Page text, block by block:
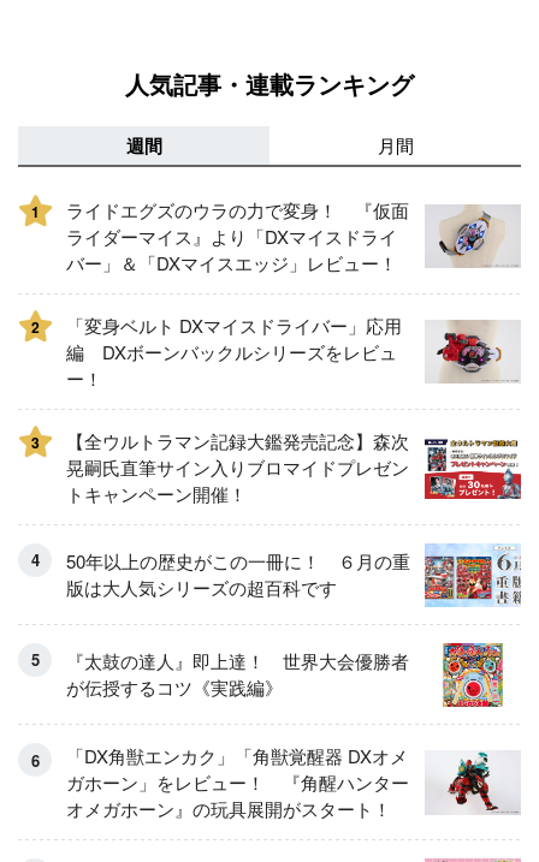
人気記事・連載ランキング
週間 月間
1
ライドエグズのウラの力で変身！ 『仮面
ライダーマイス』より「DXマイスドライ
バー」＆「DXマイスエッジ」レビュー！
2
「変身ベルト DXマイスドライバー」応用
編 DXボーンバックルシリーズをレビュ
ー！
3
【全ウルトラマン記録大鑑発売記念】森次
晃嗣氏直筆サイン入りブロマイドプレゼン
トキャンペーン開催！
50年以上の歴史がこの一冊に！ ６月の重
版は大人気シリーズの超百科です
『太鼓の達人』即上達！ 世界大会優勝者
が伝授するコツ《実践編》
「DX角獣エンカク」「角獣覚醒器 DXオメ
ガホーン」をレビュー！ 『角醒ハンター
オメガホーン』の玩具展開がスタート！